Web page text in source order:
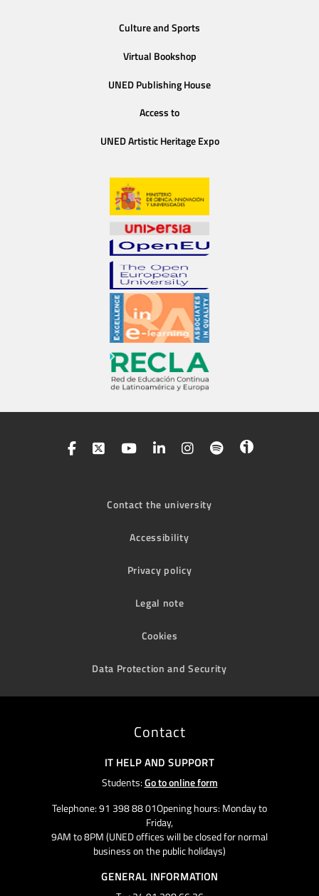
Culture and Sports
Virtual Bookshop
UNED Publishing House
Access to
UNED Artistic Heritage Expo
Contact the university
Accessibility
Privacy policy
Legal note
Cookies
Data Protection and Security
Contact
IT HELP AND SUPPORT
Students:Go to online form
Telephone: 91 398 88 01Opening hours: Monday to
Friday,
9AM to 8PM (UNED offices will be closed for normal
business on the public holidays)
GENERAL INFORMATION